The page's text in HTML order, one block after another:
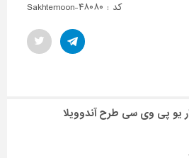
کد : Sakhtemoon-۴۸۰۸۰